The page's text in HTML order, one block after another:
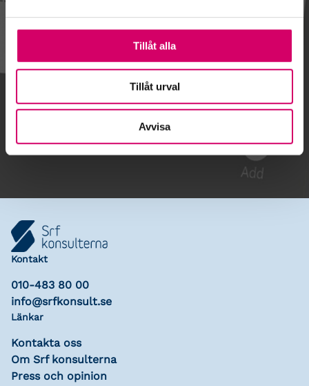
Tillåt alla
Tillåt urval
Avvisa
Lägg till i kalender
Kontakt
010-483 80 00
info@srfkonsult.se
Länkar
Kontakta oss
Om Srf konsulterna
Press och opinion